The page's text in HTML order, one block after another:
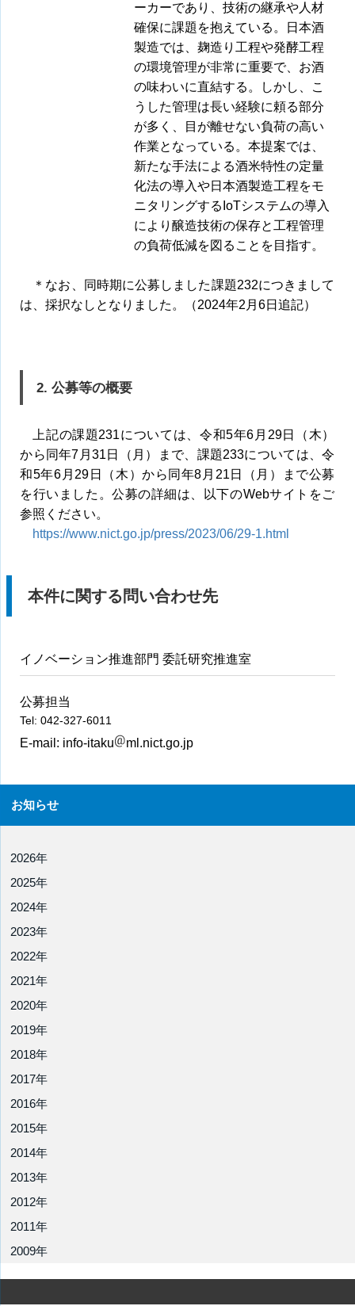
ーカーであり、技術の継承や人材
確保に課題を抱えている。日本酒
製造では、麹造り工程や発酵工程
の環境管理が非常に重要で、お酒
の味わいに直結する。しかし、こ
うした管理は長い経験に頼る部分
が多く、目が離せない負荷の高い
作業となっている。本提案では、
新たな手法による酒米特性の定量
化法の導入や日本酒製造工程をモ
ニタリングするIoTシステムの導入
により醸造技術の保存と工程管理
の負荷低減を図ることを目指す。
＊なお、同時期に公募しました課題232につきまして
は、採択なしとなりました。（2024年2月6日追記）
2. 公募等の概要
上記の課題231については、令和5年6月29日（木）
から同年7月31日（月）まで、課題233については、令
和5年6月29日（木）から同年8月21日（月）まで公募
を行いました。公募の詳細は、以下のWebサイトをご
参照ください。
https://www.nict.go.jp/press/2023/06/29-1.html
本件に関する問い合わせ先
イノベーション推進部門 委託研究推進室
公募担当
Tel: 042-327-6011
E-mail: info-itaku ml.nict.go.jp
お知らせ
2026年
2025年
2024年
2023年
2022年
2021年
2020年
2019年
2018年
2017年
2016年
2015年
2014年
2013年
2012年
2011年
2009年